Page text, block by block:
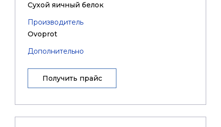
Сухой яичный белок
Производитель
Ovoprot
Дополнительно
Получить прайс